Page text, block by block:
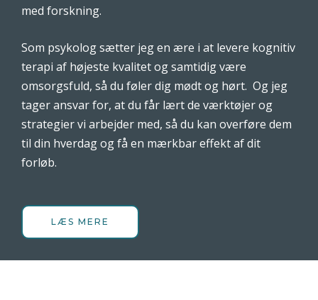
med forskning.
Som psykolog sætter jeg en ære i at levere kognitiv
terapi af højeste kvalitet og samtidig være
omsorgsfuld, så du føler dig mødt og hørt. Og jeg
tager ansvar for, at du får lært de værktøjer og
strategier vi arbejder med, så du kan overføre dem
til din hverdag og få en mærkbar effekt af dit
forløb.
LÆS MERE